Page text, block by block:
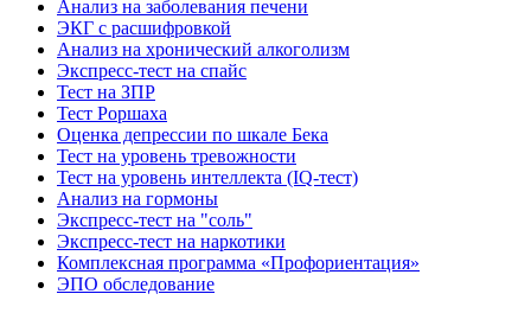
Анализ на заболевания печени
ЭКГ с расшифровкой
Анализ на хронический алкоголизм
Экспресс-тест на спайс
Тест на ЗПР
Тест Роршаха
Оценка депрессии по шкале Бека
Тест на уровень тревожности
Тест на уровень интеллекта (IQ-тест)
Анализ на гормоны
Экспресс-тест на "соль"
Экспресс-тест на наркотики
Комплексная программа «Профориентация»
ЭПО обследование